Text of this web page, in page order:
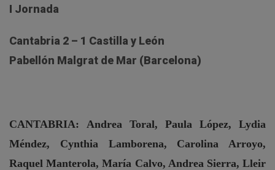
I Jornada
Cantabria 2 – 1 Castilla y León
Pabellón Malgrat de Mar (Barcelona)
CANTABRIA: Andrea Toral, Paula López, Lydia
Méndez, Cynthia Lamborena, Carolina Arroyo,
Raquel Manterola, María Calvo, Andrea Sierra, Lleir